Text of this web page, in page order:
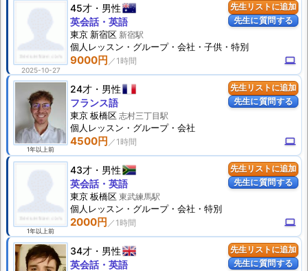
先生リストに追加
先生に質問する
2025-10-27
45才 男性
9000円 computer
英会話・英語
東京 新宿区 新宿駅
個人 レッスン ・グループ・会社・子供・特別
先生リストに追加
先生に質問する
1年以上前
24才 男性
4500円 computer
フランス語
東京 板橋区 志村三丁目駅
個人 レッスン ・グループ・会社
先生リストに追加
先生に質問する
1年以上前
43才 男性
2000円 computer
英会話・英語
東京 板橋区 東武練馬駅
個人 レッスン ・グループ・会社・特別
先生リストに追加
先生に質問する
34才 男性
英会話・英語